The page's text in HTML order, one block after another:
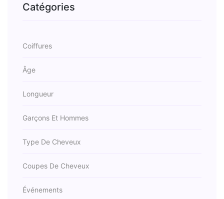
Catégories
Coiffures
Âge
Longueur
Garçons Et Hommes
Type De Cheveux
Coupes De Cheveux
Événements